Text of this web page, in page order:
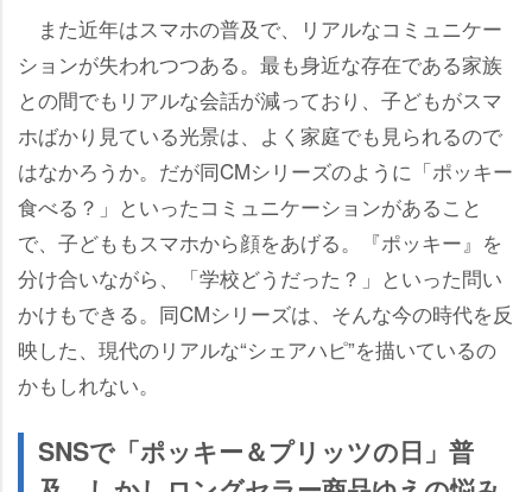
また近年はスマホの普及で、リアルなコミュニケー
ションが失われつつある。最も身近な存在である家族
との間でもリアルな会話が減っており、子どもがスマ
ホばかり見ている光景は、よく家庭でも見られるので
はなかろうか。だが同CMシリーズのように「ポッキー
食べる？」といったコミュニケーションがあること
で、子どももスマホから顔をあげる。『ポッキー』を
分け合いながら、「学校どうだった？」といった問い
かけもできる。同CMシリーズは、そんな今の時代を反
映した、現代のリアルな“シェアハピ”を描いているの
かもしれない。
SNSで「ポッキー＆プリッツの日」普